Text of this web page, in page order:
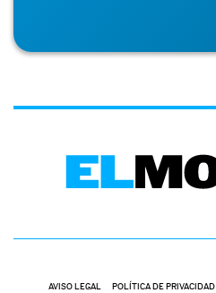
AVISO LEGAL POLÍTICA DE PRIVACIDAD